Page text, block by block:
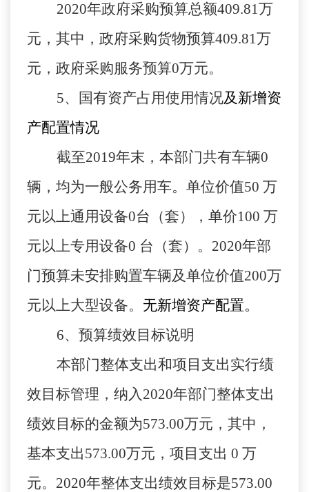
2020年政府采购预算总额409.81万
元，其中， 政府采购货物预算409.81万
元，政府采购服务预算0万元。
5、
国有资产占用使用情况及新增资
产配置情况
截至2019年末，本部门共有车辆0
辆，均为一般公务用车。单位价值50 万
元以上通用设备0台（套），单价100 万
元以上专用设备0 台（套）。2020年部
门预算未安排购置车辆及单位价值200万
元以上大型设备。 无新增资产配置。
6、 预算绩效目标说明
本部门整体支出和项目支出实行绩
效目标管理，纳入2020年部门整体支出
绩效目标的金额为573.00万元，其中，
基本支出573.00万元，项目支出 0 万
元。2020年整体支出绩效目标是573.00